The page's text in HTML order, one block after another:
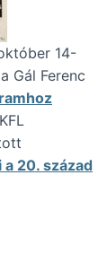
14-
Gál Ferenc
20. század